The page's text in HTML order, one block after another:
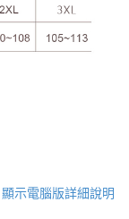
顯示電腦版詳細說明